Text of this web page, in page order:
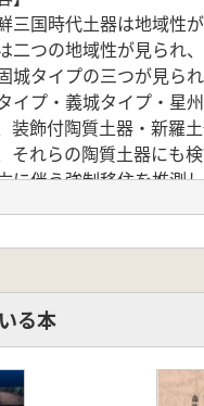
三国時代土器は地域性
二つの地域性が見られ
城タイプの三つが見ら
イプ・義城タイプ・星
装飾付陶質土器・新羅
それらの陶質土器にも
に伴う強制移住を推測
る本